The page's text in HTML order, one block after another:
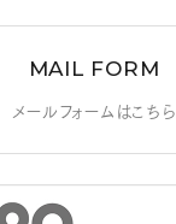
MAIL FORM
メールフォームはこちら